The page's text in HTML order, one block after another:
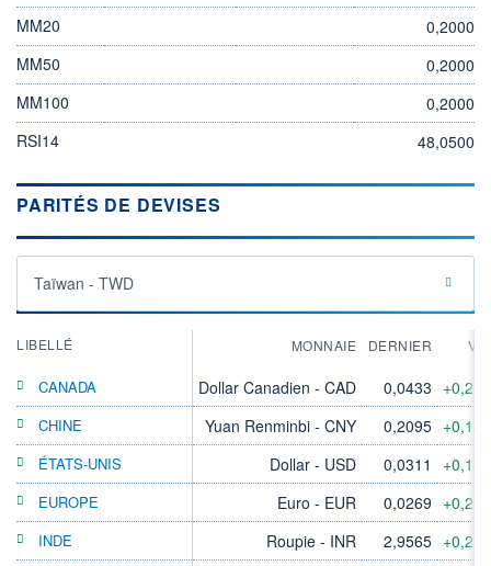
MM20
0,2000
MM50
0,2000
MM100
0,2000
RSI14
48,0500
PARITÉS DE DEVISES
Taïwan - TWD
LIBELLÉ MONNAIE DERNIER
CANADA Dollar Canadien - CAD 0,0433
CHINE Yuan Renminbi - CNY 0,2095
ÉTATS-UNIS Dollar - USD 0,0311
EUROPE Euro - EUR 0,0269
INDE Roupie - INR 2,9565